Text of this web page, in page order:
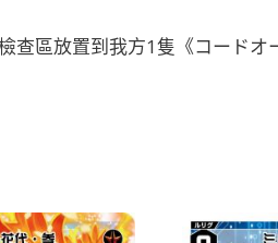
查區放置到我方1隻《コード